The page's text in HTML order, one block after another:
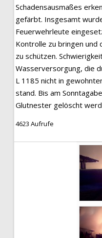
Schadensausmaßes
gefärbt. Insgesamt
Feuerwehrleute
Kontrolle zu bringen und
zu schützen.
Wasserversorgung, die
L 1185 nicht in
stand. Bis am
Glutnester gelöscht
4623 Aufrufe